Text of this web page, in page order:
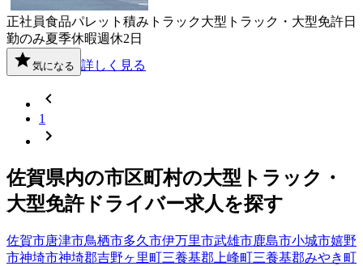
正社員食品パレット積み トラック大型トラック・大型免許日
勤のみ夏季休暇週休2日
気になる 詳しく見る
1
佐賀県内の市区町村の大型トラック・
大型免許ドライバー求人を探す
佐賀市唐津市鳥栖市多久市伊万里市武雄市鹿島市小城市嬉野
市神埼市神埼郡吉野ヶ里町三養基郡上峰町三養基郡みやき町